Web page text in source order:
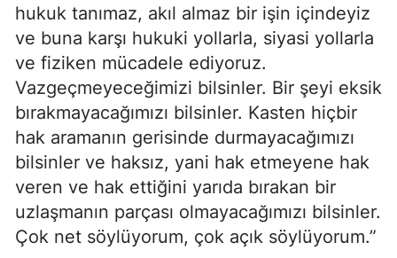
hukuk tanımaz, akıl almaz bir işin içindeyiz
ve buna karşı hukuki yollarla, siyasi yollarla
ve fiziken mücadele ediyoruz.
Vazgeçmeyeceğimizi bilsinler. Bir şeyi eksik
bırakmayacağımızı bilsinler. Kasten hiçbir
hak aramanın gerisinde durmayacağımızı
bilsinler ve haksız, yani hak etmeyene hak
veren ve hak ettiğini yarıda bırakan bir
uzlaşmanın parçası olmayacağımızı bilsinler.
Çok net söylüyorum, çok açık söylüyorum.”